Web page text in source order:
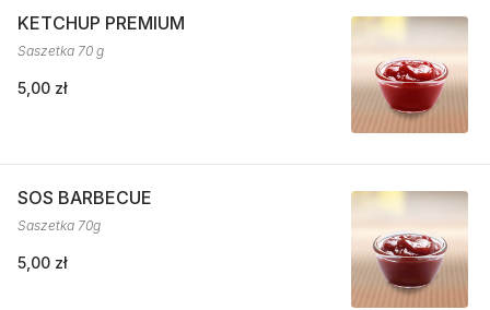
KETCHUP PREMIUM
Saszetka 70 g
5,00 zł
SOS BARBECUE
Saszetka 70g
5,00 zł